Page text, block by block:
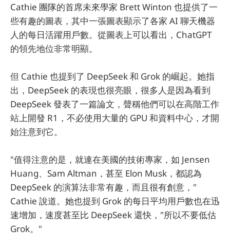
Cathie 團隊的首席未來學家 Brett Winton 也提供了一
些有趣的圖表，其中一張圖表顯示了各家 AI 聊天機器
人的每日活躍用戶數。從圖表上可以看出，ChatGPT
的領先地位非常明顯。
但 Cathie 也提到了 DeepSeek 和 Grok 的崛起。她指
出，DeepSeek 的表現也很亮眼，很多人是因為看到
DeepSeek 發表了一篇論文，聲稱他們可以在高階工作
站上開發 R1，不必使用大量的 GPU 和資料中心，才開
始注意到它。
"值得注意的是，就連在美國的技術專家，如 Jensen
Huang、Sam Altman，甚至 Elon Musk，都認為
DeepSeek 的演算法非常有趣，而且很有創意，"
Cathie 說道。她也提到 Grok 的每日平均用戶數也在迅
速增加，速度甚至比 DeepSeek 還快，"所以不要低估
Grok。"